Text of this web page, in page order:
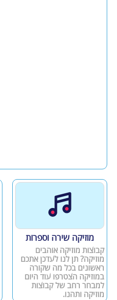
מוזיקה שירה וספרות
קבוצות מוזיקה אוהבים
מוזיקה? תן לנו לעדכן אתכם
ראשונים בכל מה שקורה
במוזיקה הצטרפו עוד היום
למבחר רחב של קבוצות
מוזיקה ותהנו.